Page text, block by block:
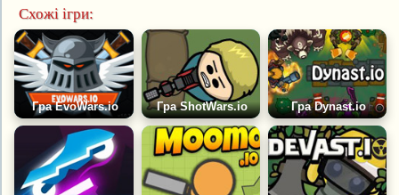
Схожі ігри:
Гра EvoWars.io Гра ShotWars.io Гра Dynast.io